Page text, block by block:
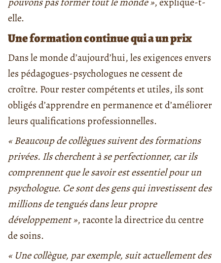
elle.
Une formation continue qui a un prix
Dans le monde d’aujourd’hui, les exigences envers
les pédagogues-psychologues ne cessent de
croître. Pour rester compétents et utiles, ils sont
obligés d’apprendre en permanence et d’améliorer
leurs qualifications professionnelles.
« Beaucoup de collègues suivent des formations
privées. Ils cherchent à se perfectionner, car ils
comprennent que le savoir est essentiel pour un
psychologue. Ce sont des gens qui investissent des
millions de tengués dans leur propre
développement », raconte la directrice du centre
de soins.
« Une collègue, par exemple, suit actuellement des